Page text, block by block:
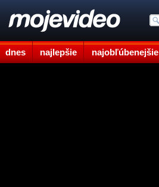
dnes najlepšie najobľúbenejšie